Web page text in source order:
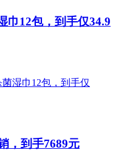
巾12包，到手仅34.9
，到手7689元